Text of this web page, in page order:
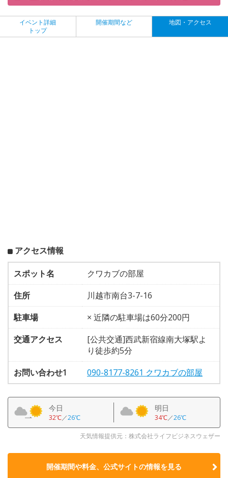
イベント詳細
トップ
開催期間など 地図・アクセス
アクセス情報
スポット名
クワカブの部屋
住所
川越市南台3-7-16
駐車場
× 近隣の駐車場は60分200円
交通アクセス
[公共交通]西武新宿線南大塚駅よ
り徒歩約5分
お問い合わせ1
090-8177-8261 クワカブの部屋
今日
32℃／26℃
明日
34℃／26℃
天気情報提供元：株式会社ライフビジネスウェザー
開催期間や料金、公式サイトの情報を見る